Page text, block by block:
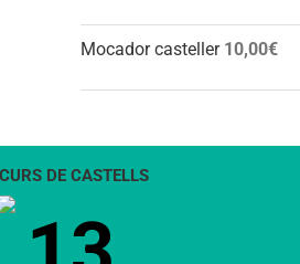
Mocador casteller 10,00€
DE CASTELLS